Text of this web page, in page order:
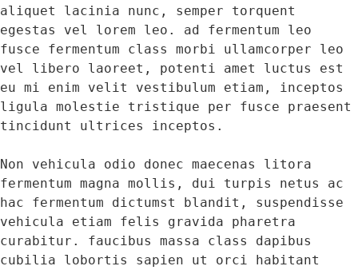
aliquet lacinia nunc, semper torquent
egestas vel lorem leo. ad fermentum leo
fusce fermentum class morbi ullamcorper leo
vel libero laoreet, potenti amet luctus est
eu mi enim velit vestibulum etiam, inceptos
ligula molestie tristique per fusce praesent
tincidunt ultrices inceptos.
Non vehicula odio donec maecenas litora
fermentum magna mollis, dui turpis netus ac
hac fermentum dictumst blandit, suspendisse
vehicula etiam felis gravida pharetra
curabitur. faucibus massa class dapibus
cubilia lobortis sapien ut orci habitant